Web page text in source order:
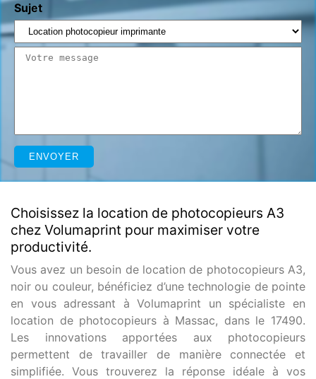
Sujet
Choisissez la location de photocopieurs A3
chez Volumaprint pour maximiser votre
productivité.
Vous avez un besoin de location de photocopieurs A3,
noir ou couleur, bénéficiez d’une technologie de pointe
en vous adressant à Volumaprint un spécialiste en
location de photocopieurs à Massac, dans le 17490.
Les innovations apportées aux photocopieurs
permettent de travailler de manière connectée et
simplifiée. Vous trouverez la réponse idéale à vos